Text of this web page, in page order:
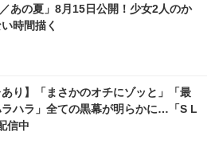
あの夏」8月15日公開！少女2人のか
時間描く
あり】「まさかのオチにゾッと」「最
ハラ」全ての黒幕が明らかに…「S L
信中